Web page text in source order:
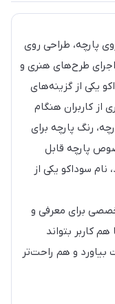
پارچه، طراحی روی
طرح‌های هنری و
یکی از گزینه‌های
از کاربران هنگام
رنگ پارچه برای
پارچه قابل
سوداکو یکی از
برای معرفی و
کاربر بتواند
بیاورد و هم راحت‌تر